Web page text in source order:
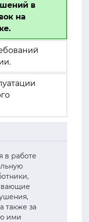
в
на
в работе
также за
ими